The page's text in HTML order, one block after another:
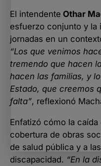
El intendente Othar
esfuerzo conjunto y la
jornadas en un
“Los que venimos
tremendo que hacen
hacen las familias, y
Estado, que creemos
falta”, reflexionó
Enfatizó cómo la
cobertura de obras
de salud pública y a
discapacidad. “En la